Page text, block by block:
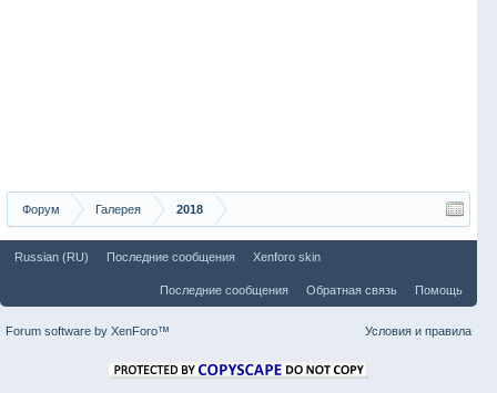
Форум Галерея 2018
Russian (RU) Последние сообщения Xenforo skin
Последние сообщения Обратная связь Помощь
Условия и правила
Forum software by XenForo™